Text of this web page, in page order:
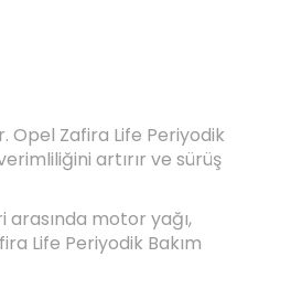
Opel Zafira Life Periyodik
artırır ve sürüş
arasında motor yağı,
Life Periyodik Bakım